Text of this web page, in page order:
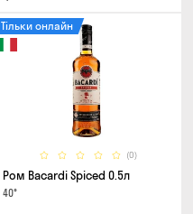
(0)
Тільки онлайн
Ром Bacardi Spiced 0.5л
40°